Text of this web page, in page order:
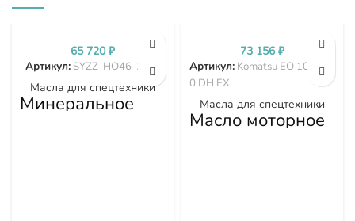
Минеральное
гидравлическое
Масла для спецтехники
Артикул: SYZZ-HO46-205L
65 720₽
Масло моторное
Komatsu EO
Масла для спецтехники
Артикул: Komatsu EO 10W-3
0 DH EX
73 156₽